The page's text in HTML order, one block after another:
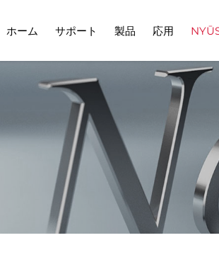
ホーム サポート
ダウンロード
製品 応用